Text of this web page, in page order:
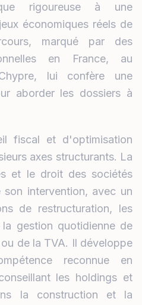
rigoureuse à une
économiques réels de
marqué par des
en France, au
lui confère une
aborder les dossiers à
fiscal et d'optimisation
axes structurants. La
et le droit des sociétés
intervention, avec un
de restructuration, les
gestion quotidienne de
de la TVA. Il développe
reconnue en
les holdings et
la construction et la